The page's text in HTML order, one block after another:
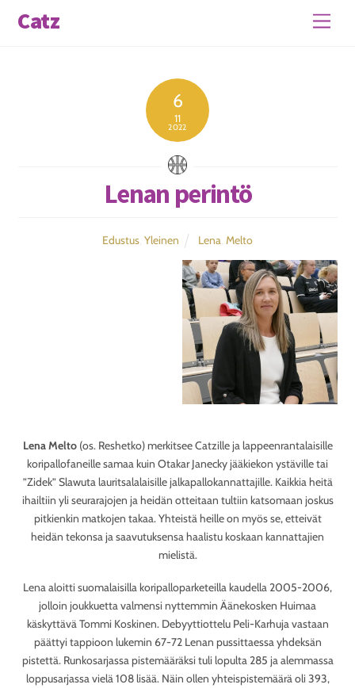
Menu
Catz
6
11
2022
Lenan perintö
Edustus ,Yleinen Lena, Melto
Lena Melto(os. Reshetko) merkitsee Catzille ja lappeenrantalaisille
koripallofaneille samaa kuin Otakar Janecky jääkiekon ystäville tai
”Zidek” Slawuta lauritsalalaisille jalkapallokannattajille. Kaikkia heitä
ihailtiin yli seurarajojen ja heidän otteitaan tultiin katsomaan joskus
pitkienkin matkojen takaa. Yhteistä heille on myös se, etteivät
heidän tekonsa ja saavutuksensa haalistu koskaan kannattajien
mielistä.
Lena aloitti suomalaisilla koripalloparketeilla kaudella 2005-2006,
jolloin joukkuetta valmensi nyttemmin Äänekosken Huimaa
käskyttävä Tommi Koskinen. Debyyttiottelu Peli-Karhuja vastaan
päättyi tappioon lukemin 67-72 Lenan pussittaessa yhdeksän
pistettä. Runkosarjassa pistemääräksi tuli lopulta 285 ja alemmassa
loppusarjassa vielä 108 lisää. Näin ollen yhteispistemäärä oli 393,